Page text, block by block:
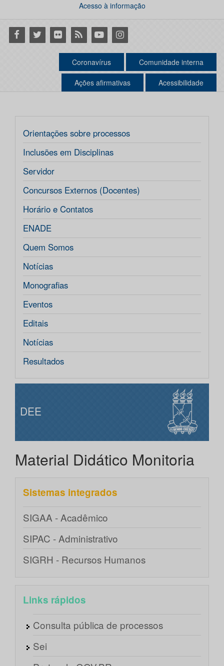
Acesso à informação
Facebook
Twitter Flickr RSS YoutubeInstagram
Coronavírus Comunidade interna
Ações afirmativas Acessibilidade
Orientações sobre processos
Inclusões em Disciplinas
Servidor
Concursos Externos (Docentes)
Horário e Contatos
ENADE
Quem Somos
Notícias
Monografias
Eventos
Editais
Notícias
Resultados
DEE
Material Didático Monitoria
Sistemas integrados
SIGAA - Acadêmico
SIPAC - Administrativo
SIGRH - Recursos Humanos
Links rápidos
Consulta pública de processos
Sei